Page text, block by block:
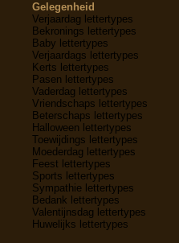
Gelegenheid
Verjaardag lettertypes
Bekronings lettertypes
Baby lettertypes
Verjaardags lettertypes
Kerts lettertypes
Pasen lettertypes
Vaderdag lettertypes
Vriendschaps lettertypes
Beterschaps lettertypes
Halloween lettertypes
Toewijdings lettertypes
Moederdag lettertypes
Feest lettertypes
Sports lettertypes
Sympathie lettertypes
Bedank lettertypes
Valentijnsdag lettertypes
Huwelijks lettertypes